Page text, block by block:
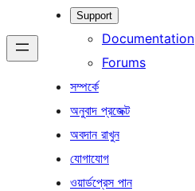
Support
Documentation
Forums
সম্পর্কে
অনুবাদ প্রজেক্ট
অবদান রাখুন
যোগাযোগ
ওয়ার্ডপ্রেস পান